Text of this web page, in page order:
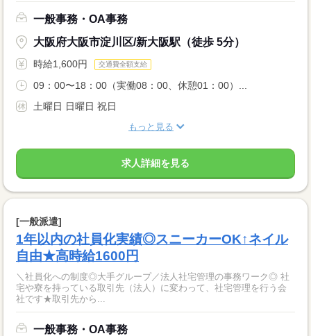
一般事務・OA事務
大阪府大阪市淀川区/新大阪駅（徒歩 5分）
時給1,600円 交通費全額支給
09：00〜18：00（実働08：00、休憩01：00）...
土曜日 日曜日 祝日
もっと見る
求人詳細を見る
[一般派遣]
1年以内の社員化実績◎スニーカーOK↑ネイル
自由★高時給1600円
＼社員化への制度◎大手グループ／法人社宅管理の事務ワーク◎ 社
宅や寮を持っている取引先（法人）に変わって、社宅管理を行う会
社です★取引先から...
一般事務・OA事務